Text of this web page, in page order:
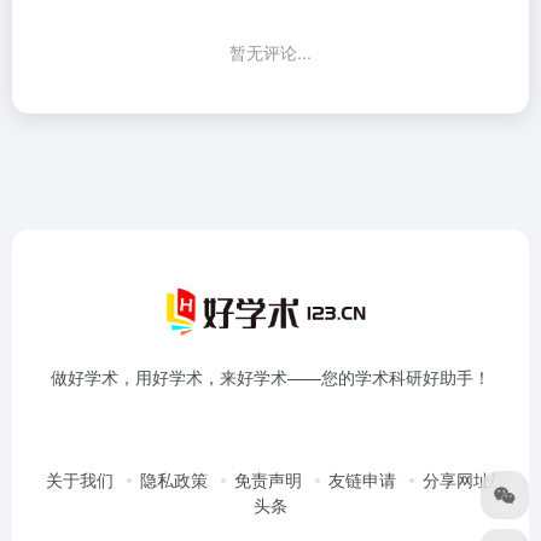
暂无评论...
做好学术，用好学术，来好学术——您的学术科研好助手！
关于我们 隐私政策 免责声明 友链申请
分享网址/
头条